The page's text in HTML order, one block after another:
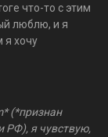
что-то с этим
люблю, и я
я хочу
(*признан
РФ), я чувствую,